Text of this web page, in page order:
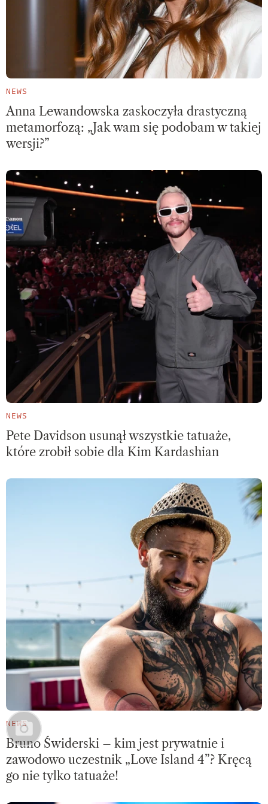
NEWS
Anna Lewandowska zaskoczyła drastyczną
metamorfozą: „Jak wam się podobam w takiej
wersji?”
NEWS
Pete Davidson usunął wszystkie tatuaże,
które zrobił sobie dla Kim Kardashian
NEWS
Bruno Świderski – kim jest prywatnie i
zawodowo uczestnik „Love Island 4”? Kręcą
go nie tylko tatuaże!